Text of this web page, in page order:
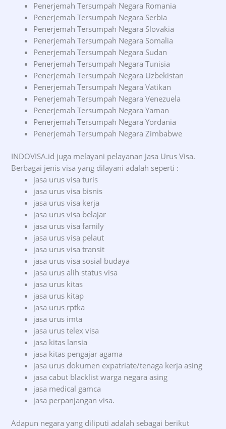
Penerjemah Tersumpah Negara Romania
Penerjemah Tersumpah Negara Serbia
Penerjemah Tersumpah Negara Slovakia
Penerjemah Tersumpah Negara Somalia
Penerjemah Tersumpah Negara Sudan
Penerjemah Tersumpah Negara Tunisia
Penerjemah Tersumpah Negara Uzbekistan
Penerjemah Tersumpah Negara Vatikan
Penerjemah Tersumpah Negara Venezuela
Penerjemah Tersumpah Negara Yaman
Penerjemah Tersumpah Negara Yordania
Penerjemah Tersumpah Negara Zimbabwe
INDOVISA.id juga melayani pelayanan Jasa Urus Visa.
Berbagai jenis visa yang dilayani adalah seperti :
jasa urus visa turis
jasa urus visa bisnis
jasa urus visa kerja
jasa urus visa belajar
jasa urus visa family
jasa urus visa pelaut
jasa urus visa transit
jasa urus visa sosial budaya
jasa urus alih status visa
jasa urus kitas
jasa urus kitap
jasa urus rptka
jasa urus imta
jasa urus telex visa
jasa kitas lansia
jasa kitas pengajar agama
jasa urus dokumen expatriate/tenaga kerja asing
jasa cabut blacklist warga negara asing
jasa medical gamca
jasa perpanjangan visa.
Adapun negara yang diliputi adalah sebagai berikut